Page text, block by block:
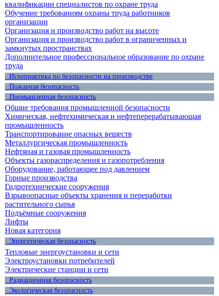
квалификации специалистов по охране труда
Обучение требованиям охраны труда работников
организации
Организация и производство работ на высоте
Организация и производство работ в ограниченных и
замкнутых пространствах
Дополнительное профессиональное образование по охране
труда
· Игропрактика по безопасности на производстве
· Пожарная безопасность
· Промышленная безопасность
Общие требования промышленной безопасности
Химическая, нефтехимическая и нефтеперерабатывающая
промышленность
Транспортирование опасных веществ
Металлургическая промышленность
Нефтяная и газовая промышленность
Объекты газораспределения и газопотребления
Оборудование, работающее под давлением
Горные производства
Гидротехнические сооружения
Взрывоопасные объекты хранения и переработки
растительного сырья
Подъёмные сооружения
Лифты
Новая категория
· Энергетическая безопасность
Тепловые энергоустановки и сети
Электроустановки потребителей
Электрические станции и сети
· Радиационная безопасность
· Экологическая безопасность